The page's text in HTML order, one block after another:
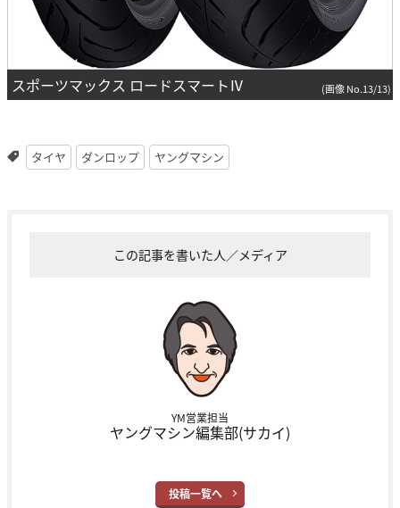
スポーツマックス ロードスマートⅣ (画像 No.13/13)
タイヤ ダンロップ ヤングマシン
この記事を書いた人／メディア
YM営業担当
ヤングマシン編集部(サカイ)
投稿一覧へ